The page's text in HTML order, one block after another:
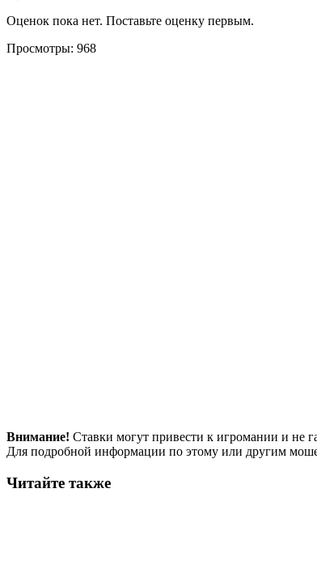
Оценок пока нет. Поставьте оценку первым.
Просмотры: 968
Внимание! Ставки могут привести к игромании и не
Для подробной информации по этому или другим
Читайте также